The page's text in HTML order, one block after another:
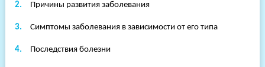
Причины развития заболевания
Симптомы заболевания в зависимости от его типа
Последствия болезни